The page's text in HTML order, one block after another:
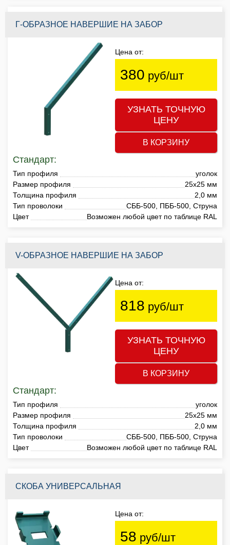
Г-ОБРАЗНОЕ НАВЕРШИЕ НА ЗАБОР
Цена от:
380 руб/шт
УЗНАТЬ ТОЧНУЮ
ЦЕНУ
В КОРЗИНУ
Стандарт:
Тип профиля
уголок
Размер профиля
25х25 мм
Толщина профиля
2,0 мм
Тип проволоки
СББ-500, ПББ-500, Струна
Цвет
Возможен любой цвет по таблице RAL
V-ОБРАЗНОЕ НАВЕРШИЕ НА ЗАБОР
Цена от:
818 руб/шт
УЗНАТЬ ТОЧНУЮ
ЦЕНУ
В КОРЗИНУ
Стандарт:
Тип профиля
уголок
Размер профиля
25х25 мм
Толщина профиля
2,0 мм
Тип проволоки
СББ-500, ПББ-500, Струна
Цвет
Возможен любой цвет по таблице RAL
СКОБА УНИВЕРСАЛЬНАЯ
Цена от:
58 руб/шт